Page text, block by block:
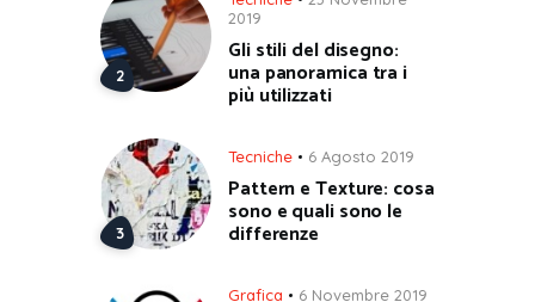
2019
Gli stili del disegno:
una panoramica tra i
più utilizzati
Tecniche 6 Agosto 2019
Pattern e Texture: cosa
sono e quali sono le
differenze
Grafica 6 Novembre 2019